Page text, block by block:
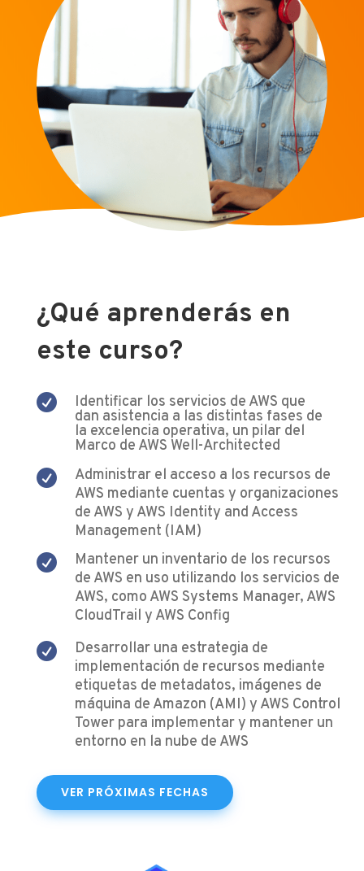
¿Qué aprenderás en
este curso?
 Identificar los servicios de AWS que
dan asistencia a las distintas fases de
la excelencia operativa, un pilar del
Marco de AWS Well-Architected

Administrar el acceso a los recursos de
AWS mediante cuentas y organizaciones
de AWS y AWS Identity and Access
Management (IAM)

Mantener un inventario de los recursos
de AWS en uso utilizando los servicios de
AWS, como AWS Systems Manager, AWS
CloudTrail y AWS Config

Desarrollar una estrategia de
implementación de recursos mediante
etiquetas de metadatos, imágenes de
máquina de Amazon (AMI) y AWS Control
Tower para implementar y mantener un
entorno en la nube de AWS
VER PRÓXIMAS FECHAS